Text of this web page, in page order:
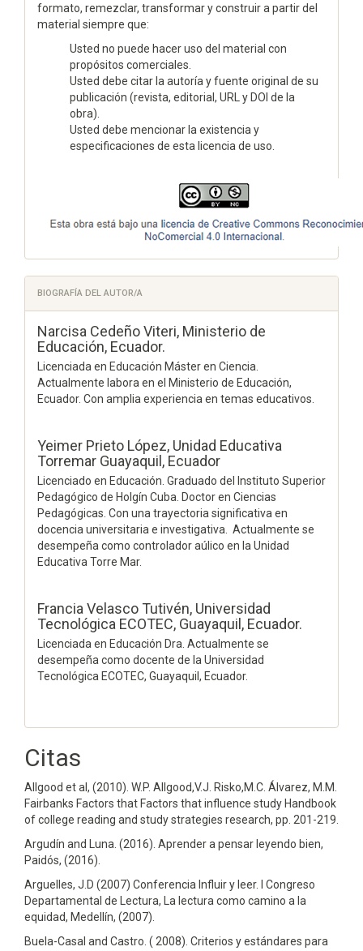
formato, remezclar, transformar y construir a partir del
material siempre que:
Usted no puede hacer uso del material con
propósitos comerciales.
Usted debe citar la autoría y fuente original de su
publicación (revista, editorial, URL y DOI de la
obra).
Usted debe mencionar la existencia y
especificaciones de esta licencia de uso.
BIOGRAFÍA DEL AUTOR/A
Narcisa Cedeño Viteri, Ministerio de
Educación, Ecuador.
Licenciada en Educación Máster en Ciencia.
Actualmente labora en el Ministerio de Educación,
Ecuador. Con amplia experiencia en temas educativos.
Yeimer Prieto López, Unidad Educativa
Torremar Guayaquil, Ecuador
Licenciado en Educación. Graduado del Instituto Superior
Pedagógico de Holgín Cuba. Doctor en Ciencias
Pedagógicas. Con una trayectoria significativa en
docencia universitaria e investigativa. Actualmente se
desempeña como controlador aúlico en la Unidad
Educativa Torre Mar.
Francia Velasco Tutivén, Universidad
Tecnológica ECOTEC, Guayaquil, Ecuador.
Licenciada en Educación Dra. Actualmente se
desempeña como docente de la Universidad
Tecnológica ECOTEC, Guayaquil, Ecuador.
Citas
Allgood et al, (2010). W.P. Allgood,V.J. Risko,M.C. Álvarez, M.M.
Fairbanks Factors that Factors that influence study Handbook
of college reading and study strategies research, pp. 201-219.
Argudín and Luna. (2016). Aprender a pensar leyendo bien,
Paidós, (2016).
Arguelles, J.D (2007) Conferencia Influir y leer. I Congreso
Departamental de Lectura, La lectura como camino a la
equidad, Medellín, (2007).
Buela-Casal and Castro. ( 2008). Criterios y estándares para